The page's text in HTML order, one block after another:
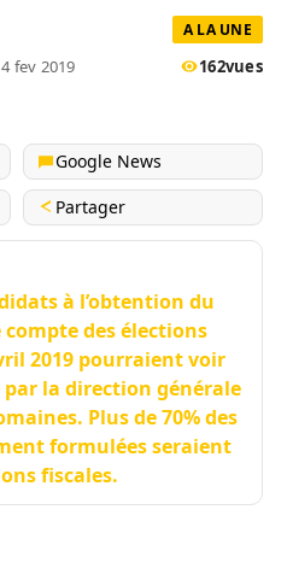
A LA UNE
fev 2019 162vues
Google News
Partager
à l’obtention du
des élections
2019 pourraient voir
la direction générale
Plus de 70% des
formulées seraient
fiscales.